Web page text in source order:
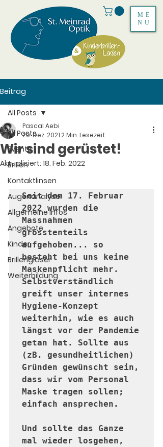
ME
NU
Beitrag
All Posts
Events
Brillen
Kontaktlinsen
Augenanalyse
Allgemeine Infos
Angebote
Kinder
Brillengläser
Weiterbildung
All Posts
Wir sind gerüstet!
Pascal Aebi
20. Dez. 20212 Min. Lesezeit
Aktualisiert: 18. Feb. 2022
Seit dem 17. Februar
2022 wurden die
Massnahmen
grösstenteils
aufgehoben... so
besteht bei uns keine
Maskenpflicht mehr.
Selbstverständlich
greift unser internes
Hygiene-Konzept
weiterhin, wie es auch
längst vor der Pandemie
getan hat. Sollte aus
(zB. gesundheitlichen)
Gründen gewünscht sein,
dass wir vom Personal
Maske tragen sollen;
einfach ansprechen.
Und sollte das Ganze
mal wieder losgehen,